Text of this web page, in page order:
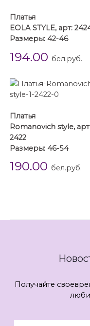
Платья
EOLA STYLE, арт:
Размеры: 42-46
194.00 бел.руб.
Платья
Romanovich style,
2422
Размеры: 46-54
190.00 бел.руб.
Получайте